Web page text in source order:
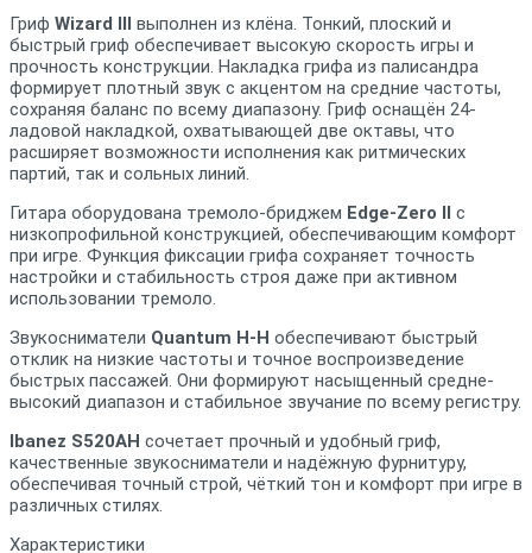
Гриф Wizard III выполнен из клёна. Тонкий, плоский и
быстрый гриф обеспечивает высокую скорость игры и
прочность конструкции. Накладка грифа из палисандра
формирует плотный звук с акцентом на средние частоты,
сохраняя баланс по всему диапазону. Гриф оснащён 24-
ладовой накладкой, охватывающей две октавы, что
расширяет возможности исполнения как ритмических
партий, так и сольных линий.
Гитара оборудована тремоло-бриджем Edge-Zero II с
низкопрофильной конструкцией, обеспечивающим комфорт
при игре. Функция фиксации грифа сохраняет точность
настройки и стабильность строя даже при активном
использовании тремоло.
Звукосниматели Quantum H-H обеспечивают быстрый
отклик на низкие частоты и точное воспроизведение
быстрых пассажей. Они формируют насыщенный средне-
высокий диапазон и стабильное звучание по всему регистру.
Ibanez S520AH сочетает прочный и удобный гриф,
качественные звукосниматели и надёжную фурнитуру,
обеспечивая точный строй, чёткий тон и комфорт при игре в
различных стилях.
Характеристики